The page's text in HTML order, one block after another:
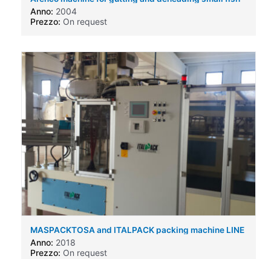
like sprat etc
Anno: 2004
Prezzo: On request
MASPACKTOSA and ITALPACK packing machine LINE
Anno: 2018
Prezzo: On request